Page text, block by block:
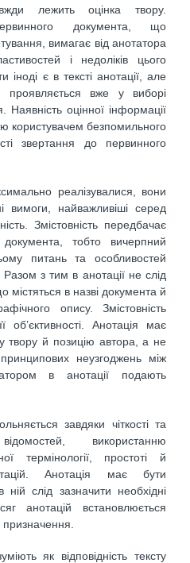
лежить оцінка твору.
документа, що
вимагає від анотатора
і недоліків цього
іноді є в тексті анотації, але
проявляється вже у виборі
Наявність оцінної інформації
користувачем безпомильного
звертання до первинного
реалізувалися, вони
вимоги, найважливіші серед
Змістовність передбачає
тобто вичерпний
питань та особливостей
Разом з тим в анотації не слід
містяться в назві документа й
опису. Змістовність
об’єктивності. Анотація має
твору й позицію автора, а не
неузгоджень між
в анотації подають
завдяки чіткості та
використанню
термінології, простоті й
Анотація має бути
слід зазначити необхідні
анотацій встановлюється
призначення.
як відповідність тексту